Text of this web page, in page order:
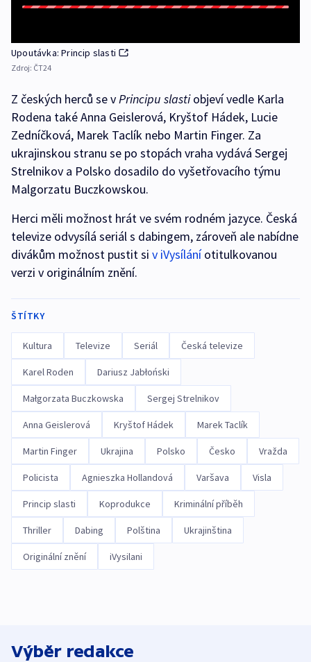
Upoutávka: Princip slasti
Zdroj: ČT24
Z českých herců se vPrincipu slastiobjeví vedle Karla
Rodena také Anna Geislerová, Kryštof Hádek, Lucie
Zedníčková, Marek Taclík nebo Martin Finger. Za
ukrajinskou stranu se po stopách vraha vydává Sergej
Strelnikov a Polsko dosadilo do vyšetřovacího týmu
Malgorzatu Buczkowskou.
Herci měli možnost hrát ve svém rodném jazyce. Česká
televize odvysílá seriál s dabingem, zároveň ale nabídne
divákům možnost pustit si v iVysíláníotitulkovanou
verzi v originálním znění.
ŠTÍTKY
Kultura Televize Seriál Česká televize
Karel Roden Dariusz Jabłoński
Małgorzata Buczkowska Sergej Strelnikov
Anna Geislerová Kryštof Hádek Marek Taclík
Martin Finger Ukrajina Polsko Česko Vražda
Policista Agnieszka Hollandová Varšava Visla
Princip slasti Koprodukce Kriminální příběh
Thriller Dabing Polština Ukrajinština
Originální znění iVysilani
Výběr redakce